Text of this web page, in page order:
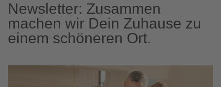
Newsletter: Zusammen
machen wir Dein Zuhause zu
einem schöneren Ort.